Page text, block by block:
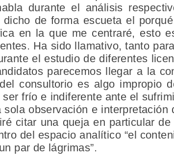
durante el análisis
de forma escueta el
en la que me centraré, esto
Ha sido llamativo, tanto
el estudio de diferentes
parecemos llegar a la
consultorio es algo impropio
frío e indiferente ante el
observación e interpretación
citar una queja en particular
del espacio analítico “el
par de lágrimas”.